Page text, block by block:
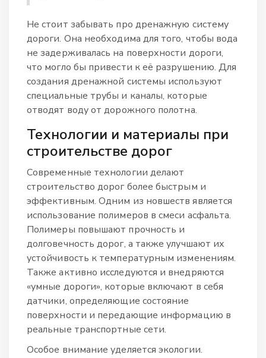
Не стоит забывать про дренажную систему
дороги. Она необходима для того, чтобы вода
не задерживалась на поверхности дороги,
что могло бы привести к её разрушению. Для
создания дренажной системы используют
специальные трубы и каналы, которые
отводят воду от дорожного полотна.
Технологии и материалы при
строительстве дорог
Современные технологии делают
строительство дорог более быстрым и
эффективным. Одним из новшеств является
использование полимеров в смеси асфальта.
Полимеры повышают прочность и
долговечность дорог, а также улучшают их
устойчивость к температурным изменениям.
Также активно исследуются и внедряются
«умные дороги», которые включают в себя
датчики, определяющие состояние
поверхности и передающие информацию в
реальные транспортные сети.
Особое внимание уделяется экологии.